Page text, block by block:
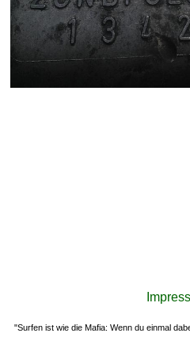
"Surfen ist wie die Mafia: Wenn du einmal